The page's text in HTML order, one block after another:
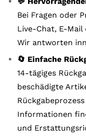
Bei Fragen oder
Live-Chat, E-Mail
Wir antworten
🔄 Einfache
14-tägiges
beschädigte
Informationen
und